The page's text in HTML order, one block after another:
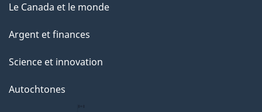
Le Canada et le monde
Argent et finances
Science et innovation
Autochtones